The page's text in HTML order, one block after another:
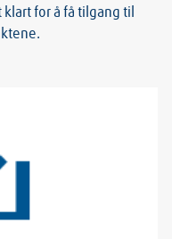
for å få tilgang til